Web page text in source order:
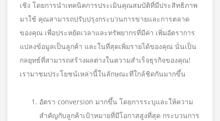
เชิง โดยการนำเทคนิคการประเมินคุณสมบัติที่มีประสิทธิภาพ
มาใช้ คุณสามารถปรับปรุงกระบวนการขายและการตลาด
ของคุณ เพื่อประหยัดเวลาและทรัพยากรที่มีค่า เพิ่มอัตราการ
แปลงข้อมูลเป็นลูกค้า และในที่สุดเพิ่มรายได้ของคุณ นั่นเป็น
กลยุทธ์ที่สามารถสร้างผลต่างในความสำเร็จธุรกิจของคุณ!
เรามาชมประโยชน์เหล่านี้ในลักษณะที่ใกล้ชิดกันมากขึ้น
อัตรา conversion มากขึ้น โดยการระบุและให้ความ
สำคัญกับลูกค้าเป้าหมายที่มีโอกาสสูงที่สุด กระบวนการ